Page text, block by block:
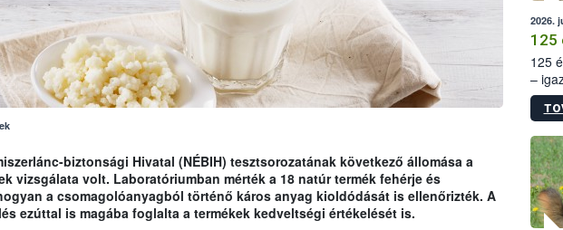
biztonsági Hivatal (NÉBIH) tesztsorozatának következő állomása a
vizsgálata volt. Laboratóriumban mérték a 18 natúr termék fehérje és
a csomagolóanyagból történő káros anyag kioldódását is ellenőrizték. A
ezúttal is magába foglalta a termékek kedveltségi értékelését is.
2026.
125
125
–
15.